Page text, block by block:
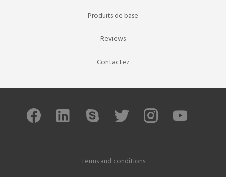
Produits de base
Reviews
Contactez
Terms and conditions